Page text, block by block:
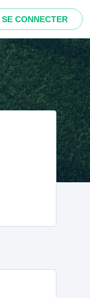
SE CONNECTER